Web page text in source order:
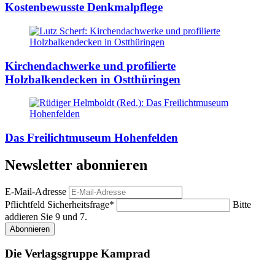
Kostenbewusste Denkmalpflege
Kirchendachwerke und profilierte
Holzbalkendecken in Ostthüringen
Das Freilichtmuseum Hohenfelden
Newsletter abonnieren
E-Mail-Adresse
Pflichtfeld Sicherheitsfrage*
Bitte
addieren Sie 9 und 7.
Abonnieren
Die Verlagsgruppe Kamprad